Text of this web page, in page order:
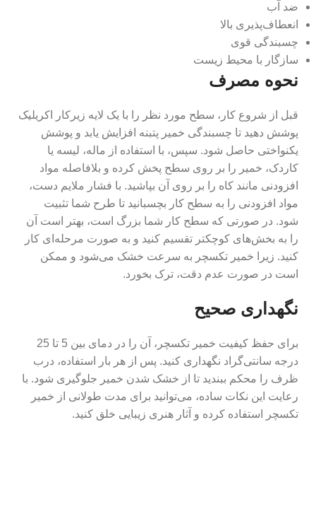
ضد آب
انعطاف‌پذیری بالا
چسبندگی قوی
سازگار با محیط زیست
نحوه مصرف
قبل از شروع کار، سطح مورد نظر را با یک لایه زیرکار اکریلیک
پوشش دهید تا چسبندگی خمیر پتبنه افزایش یابد و پوشش
یکنواختی حاصل شود. سپس، با استفاده از ماله، لیسه یا
کاردک، خمیر را بر روی سطح پخش کرده و بلافاصله مواد
افزودنی مانند کاه را بر روی آن بپاشید. با فشار ملایم دست،
مواد افزودنی را به سطح کار بچسبانید تا طرح شما تثبیت
شود. در صورتی که سطح کار شما بزرگ است، بهتر است آن
را به بخش‌های کوچکتر تقسیم کنید و به صورت مرحله‌ای کار
کنید. زیرا خمیر تکسچر به سرعت خشک می‌شود و ممکن
است در صورت عدم دقت، ترک بخورد.
نگهداری صحیح
برای حفظ کیفیت خمیر تکسچر، آن را در دمای بین 5 تا 25
درجه سانتی‌گراد نگهداری کنید. پس از هر بار استفاده، درب
ظرف را محکم ببندید تا از خشک شدن خمیر جلوگیری شود. با
رعایت این نکات ساده، می‌توانید برای مدت طولانی از خمیر
تکسچر استفاده کرده و آثار هنری زیبایی خلق کنید.